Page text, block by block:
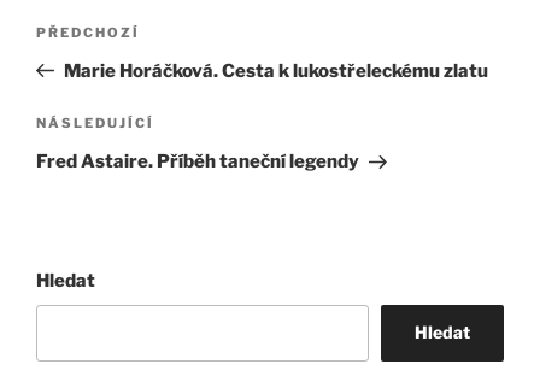
Navigace
příspěvek
Předchozí
příspěvek
PŘEDCHOZÍ
Marie Horáčková. Cesta k lukostřeleckému zlatu
Následující
příspěvek
NÁSLEDUJÍCÍ
Fred Astaire. Příběh taneční legendy
Hledat
Hledat